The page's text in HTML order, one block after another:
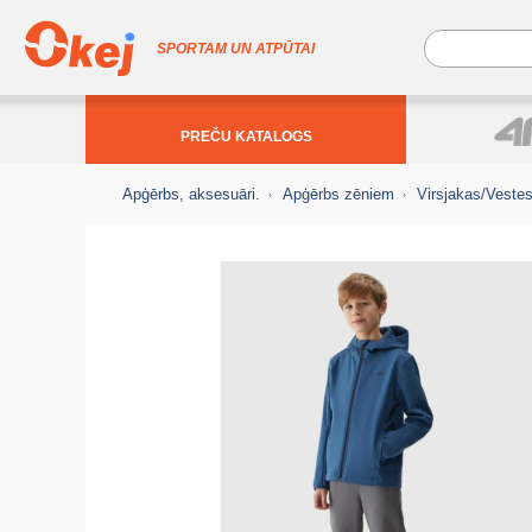
SPORTAM UN ATPŪTAI
PREČU KATALOGS
Apģērbs, aksesuāri. Apģērbs zēniem Virsjakas/Vestes